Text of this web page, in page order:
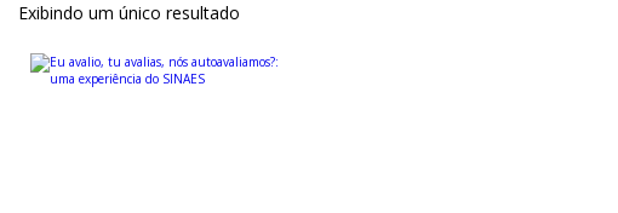
Exibindo um único resultado